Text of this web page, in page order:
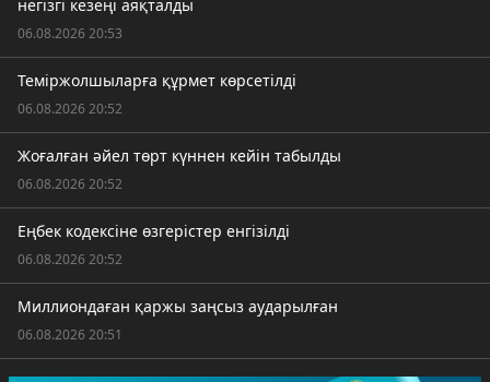
негізгі кезеңі аяқталды
06.08.2026 20:53
Теміржолшыларға құрмет көрсетілді
06.08.2026 20:52
Жоғалған әйел төрт күннен кейін табылды
06.08.2026 20:52
Еңбек кодексіне өзгерістер енгізілді
06.08.2026 20:52
Миллиондаған қаржы заңсыз аударылған
06.08.2026 20:51